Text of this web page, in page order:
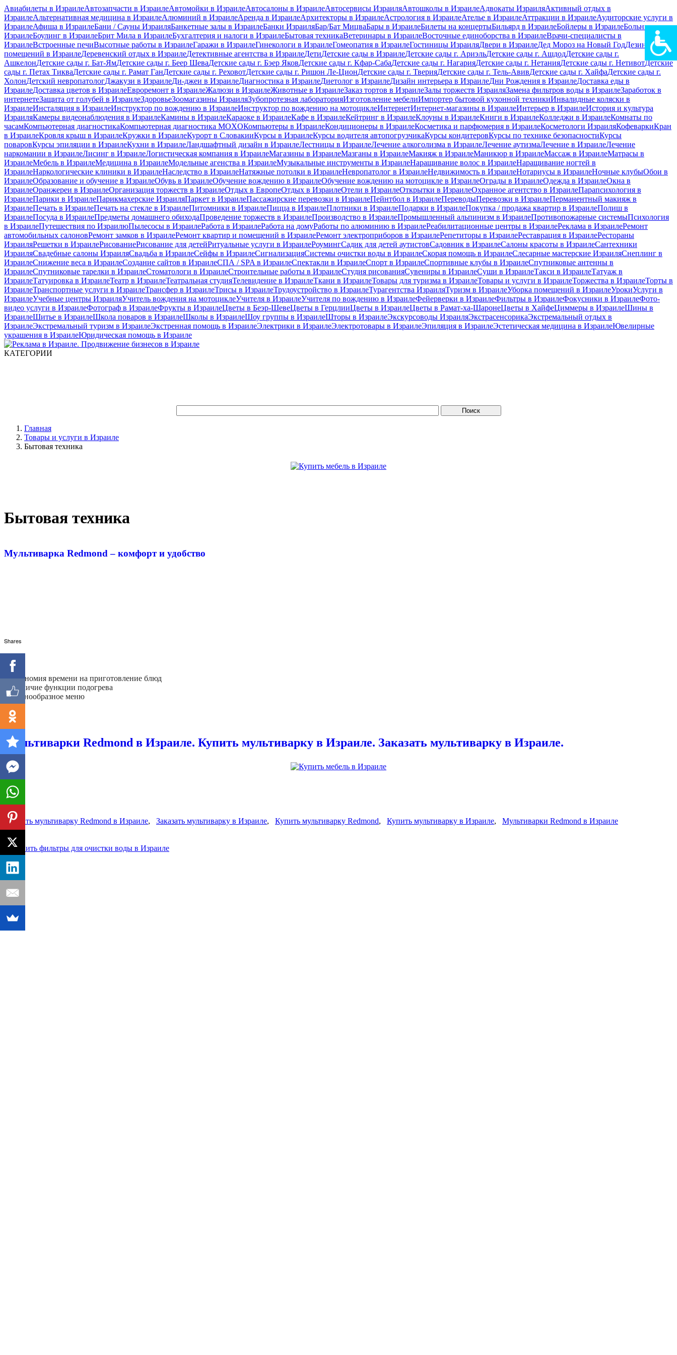
Авиабилеты в ИзраилеАвтозапчасти в ИзраилеАвтомойки в ИзраилеАвтосалоны в ИзраилеАвтосервисы ИзраиляАвтошколы в ИзраилеАдвокаты ИзраиляАктивный отдых в
ИзраилеАльтернативная медицина в ИзраилеАлюминий в ИзраилеАренда в ИзраилеАрхитекторы в ИзраилеАстрология в ИзраилеАтелье в ИзраилеАттракции в ИзраилеАудиторские услуги в
ИзраилеАфиша в ИзраилеБани / Сауны ИзраиляБанкетные залы в ИзраилеБанки ИзраиляБар/Бат МицваБары в ИзраилеБилеты на концертыБильярд в ИзраилеБойлеры в ИзраилеБольницы в
ИзраилеБоулинг в ИзраилеБрит Мила в ИзраилеБухгалтерия и налоги в ИзраилеБытовая техникаВетеринары в ИзраилеВосточные единоборства в ИзраилеВрачи-специалисты в
ИзраилеВстроенные печиВысотные работы в ИзраилеГаражи в ИзраилеГинекологи в ИзраилеГомеопатия в ИзраилеГостиницы ИзраиляДвери в ИзраилеДед Мороз на Новый ГодДезинфекция
помещений в ИзраилеДеревенский отдых в ИзраилеДетективные агентства в ИзраилеДетиДетские сады в ИзраилеДетские сады г. АриэльДетские сады г. АшдодДетские сады г.
АшкелонДетские сады г. Бат-ЯмДетские сады г. Беер ШеваДетские сады г. Бэер ЯковДетские сады г. Кфар-СабаДетские сады г. НагарияДетские сады г. НетанияДетские сады г. НетивотДетские
сады г. Петах ТикваДетские сады г. Рамат ГанДетские сады г. РеховотДетские сады г. Ришон Ле-ЦионДетские сады г. ТверияДетские сады г. Тель-АвивДетские сады г. ХайфаДетские сады г.
ХолонДетский невропатологДжакузи в ИзраилеДи-джеи в ИзраилеДиагностика в ИзраилеДиетолог в ИзраилеДизайн интерьера в ИзраилеДни Рождения в ИзраилеДоставка еды в
ИзраилеДоставка цветов в ИзраилеЕвроремонт в ИзраилеЖалюзи в ИзраилеЖивотные в ИзраилеЗаказ тортов в ИзраилеЗалы торжеств ИзраиляЗамена фильтров воды в ИзраилеЗаработок в
интернетеЗащита от голубей в ИзраилеЗдоровьеЗоомагазины ИзраиляЗубопротезная лабораторияИзготовление мебелиИмпортер бытовой кухонной техникиИнвалидные коляски в
ИзраилеИнсталяция в ИзраилеИнструктор по вождению в ИзраилеИнструктор по вождению на мотоциклеИнтернетИнтернет-магазины в ИзраилеИнтерьер в ИзраилеИстория и культура
ИзраиляКамеры видеонаблюдения в ИзраилеКамины в ИзраилеКараоке в ИзраилеКафе в ИзраилеКейтринг в ИзраилеКлоуны в ИзраилеКниги в ИзраилеКолледжи в ИзраилеКомнаты по
часамКомпьютерная диагностикаКомпьютерная диагностика MOXOКомпьютеры в ИзраилеКондиционеры в ИзраилеКосметика и парфюмерия в ИзраилеКосметологи ИзраиляКофеваркиКран
в ИзраилеКровля крыш в ИзраилеКружки в ИзраилеКурорт в СловакииКурсы в ИзраилеКурсы водителя автопогрузчикаКурсы кондитеровКурсы по технике безопасностиКурсы
поваровКурсы эпиляции в ИзраилеКухни в ИзраилеЛандшафтный дизайн в ИзраилеЛестницы в ИзраилеЛечение алкоголизма в ИзраилеЛечение аутизмаЛечение в ИзраилеЛечение
наркомании в ИзраилеЛисинг в ИзраилеЛогистическая компания в ИзраилеМагазины в ИзраилеМазганы в ИзраилеМакияж в ИзраилеМаникюр в ИзраилеМассаж в ИзраилеМатрасы в
ИзраилеМебель в ИзраилеМедицина в ИзраилеМодельные агенства в ИзраилеМузыкальные инструменты в ИзраилеНаращивание волос в ИзраилеНаращивание ногтей в
ИзраилеНаркологические клиники в ИзраилеНаследство в ИзраилеНатяжные потолки в ИзраилеНевропатолог в ИзраилеНедвижимость в ИзраилеНотариусы в ИзраилеНочные клубыОбои в
ИзраилеОбразование и обучение в ИзраилеОбувь в ИзраилеОбучение вождению в ИзраилеОбучение вождению на мотоцикле в ИзраилеОграды в ИзраилеОдежда в ИзраилеОкна в
ИзраилеОранжереи в ИзраилеОрганизация торжеств в ИзраилеОтдых в ЕвропеОтдых в ИзраилеОтели в ИзраилеОткрытки в ИзраилеОхранное агентство в ИзраилеПарапсихология в
ИзраилеПарики в ИзраилеПарикмахерские ИзраиляПаркет в ИзраилеПассажирские перевозки в ИзраилеПейнтбол в ИзраилеПереводыПеревозки в ИзраилеПерманентный макияж в
ИзраилеПечать в ИзраилеПечать на стекле в ИзраилеПитомники в ИзраилеПицца в ИзраилеПлотники в ИзраилеПодарки в ИзраилеПокупка / продажа квартир в ИзраилеПолиш в
ИзраилеПосуда в ИзраилеПредметы домашнего обиходаПроведение торжеств в ИзраилеПроизводство в ИзраилеПромышленный альпинизм в ИзраилеПротивопожарные системыПсихология
в ИзраилеПутешествия по ИзраилюПылесосы в ИзраилеРабота в ИзраилеРабота на домуРаботы по алюминию в ИзраилеРеабилитационные центры в ИзраилеРеклама в ИзраилеРемонт
автомобильных салоновРемонт замков в ИзраилеРемонт квартир и помещений в ИзраилеРемонт электроприборов в ИзраилеРепетиторы в ИзраилеРеставрация в ИзраилеРестораны
ИзраиляРешетки в ИзраилеРисованиеРисование для детейРитуальные услуги в ИзраилеРоумингСадик для детей аутистовСадовник в ИзраилеСалоны красоты в ИзраилеСантехники
ИзраиляСвадебные салоны ИзраиляСвадьба в ИзраилеСейфы в ИзраилеСигнализацияСистемы очистки воды в ИзраилеСкорая помощь в ИзраилеСлесарные мастерские ИзраиляСнеплинг в
ИзраилеСнижение веса в ИзраилеСоздание сайтов в ИзраилеСПА / SPA в ИзраилеСпектакли в ИзраилеСпорт в ИзраилеСпортивные клубы в ИзраилеСпутниковые антенны в
ИзраилеСпутниковые тарелки в ИзраилеСтоматологи в ИзраилеСтроительные работы в ИзраилеСтудия рисованияСувениры в ИзраилеСуши в ИзраилеТакси в ИзраилеТатуаж в
ИзраилеТатуировка в ИзраилеТеатр в ИзраилеТеатральная студияТелевидение в ИзраилеТкани в ИзраилеТовары для туризма в ИзраилеТовары и услуги в ИзраилеТоржества в ИзраилеТорты в
ИзраилеТранспортные услуги в ИзраилеТрансфер в ИзраилеТрисы в ИзраилеТрудоустройство в ИзраилеТурагентства ИзраиляТуризм в ИзраилеУборка помещений в ИзраилеУрокиУслуги в
ИзраилеУчебные центры ИзраиляУчитель вождения на мотоциклеУчителя в ИзраилеУчителя по вождению в ИзраилеФейерверки в ИзраилеФильтры в ИзраилеФокусники в ИзраилеФото-
видео услуги в ИзраилеФотограф в ИзраилеФрукты в ИзраилеЦветы в Беэр-ШевеЦветы в ГерцлииЦветы в ИзраилеЦветы в Рамат-ха-ШаронеЦветы в ХайфеЦиммеры в ИзраилеШины в
ИзраилеШитье в ИзраилеШкола поваров в ИзраилеШколы в ИзраилеШоу группы в ИзраилеШторы в ИзраилеЭкскурсоводы ИзраиляЭкстрасенсорикаЭкстремальный отдых в
ИзраилеЭкстремальный туризм в ИзраилеЭкстренная помощь в ИзраилеЭлектрики в ИзраилеЭлектротовары в ИзраилеЭпиляция в ИзраилеЭстетическая медицина в ИзраилеЮвелирные
украшения в ИзраилеЮридическая помощь в Израиле
КАТЕГОРИИ
Главная
Товары и услуги в Израиле
Бытовая техника
Бытовая техника
Мультиварка Redmond – комфорт и удобство
- экономия времени на приготовление блюд
- наличие функции подогрева
- разнообразное меню
Далее
Мультиварки Redmond в Израиле. Купить мультиварку в Израиле. Заказать мультиварку в Израиле.
Заказать мультиварку Redmond в Израиле, Заказать мультиварку в Израиле, Купить мультиварку Redmond, Купить мультиварку в Израиле, Мультиварки Redmond в Израиле
Shares